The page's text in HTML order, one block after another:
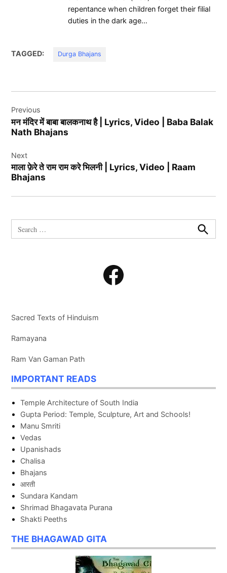
repentance when children forget their filial
duties in the dark age…
TAGGED: Durga Bhajans
navigation
Previous
मन मंदिर में बाबा बालकनाथ है | Lyrics, Video | Baba Balak
Nath Bhajans
Next
माला फ़ेरे ते राम राम करे भिलनी | Lyrics, Video | Raam
Bhajans
Search
for:
Search
Facebook
Sacred Texts of Hinduism
Ramayana
Ram Van Gaman Path
IMPORTANT READS
Temple Architecture of South India
Gupta Period: Temple, Sculpture, Art and Schools!
Manu Smriti
Vedas
Upanishads
Chalisa
Bhajans
आरती
Sundara Kandam
Shrimad Bhagavata Purana
Shakti Peeths
THE BHAGAWAD GITA